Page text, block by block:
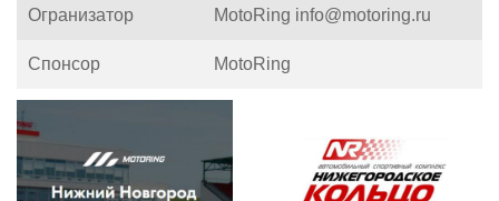
Огранизатор MotoRing info@motoring.ru
Спонсор MotoRing